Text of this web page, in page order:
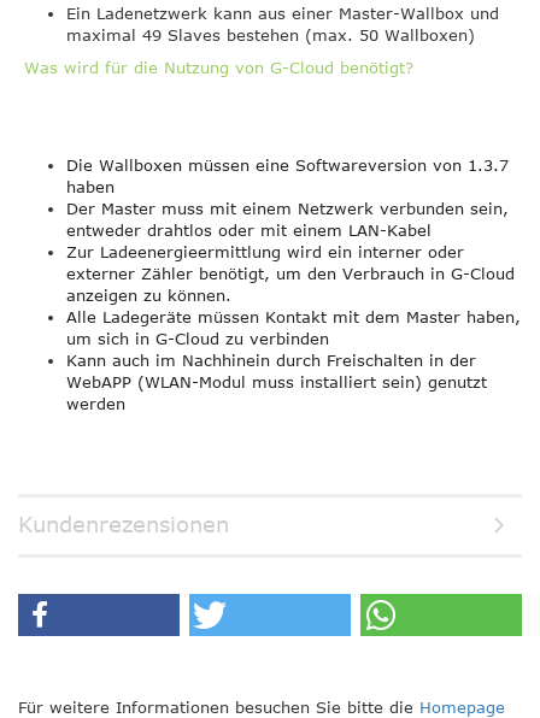
Ein Ladenetzwerk kann aus einer Master-Wallbox und
maximal 49 Slaves bestehen (max. 50 Wallboxen)
Was wird für die Nutzung von G-Cloud benötigt?
Die Wallboxen müssen eine Softwareversion von 1.3.7
haben
Der Master muss mit einem Netzwerk verbunden sein,
entweder drahtlos oder mit einem LAN-Kabel
Zur Ladeenergieermittlung wird ein interner oder
externer Zähler benötigt, um den Verbrauch in G-Cloud
anzeigen zu können.
Alle Ladegeräte müssen Kontakt mit dem Master haben,
um sich in G-Cloud zu verbinden
Kann auch im Nachhinein durch Freischalten in der
WebAPP (WLAN-Modul muss installiert sein) genutzt
werden
Kundenrezensionen
Für weitere Informationen besuchen Sie bitte die Homepage